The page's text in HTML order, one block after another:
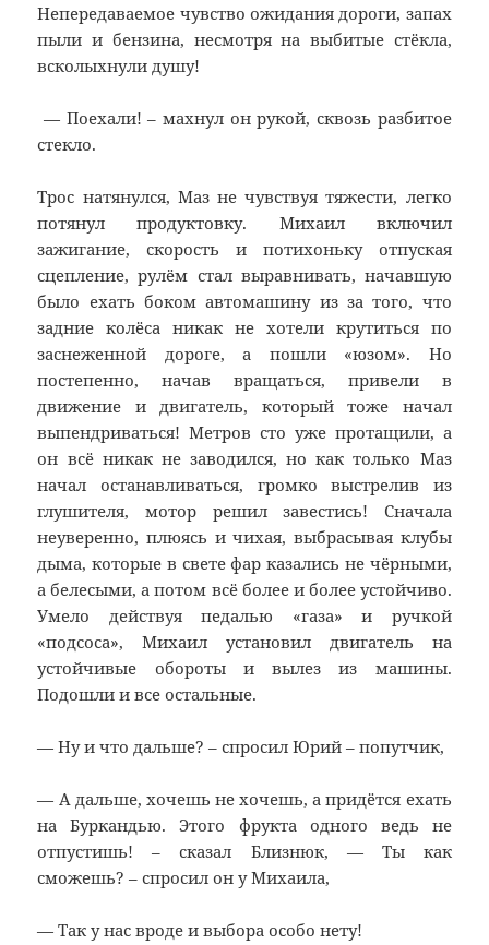
Непередаваемое чувство ожидания дороги, запах
пыли и бензина, несмотря на выбитые стёкла,
всколыхнули душу!
— Поехали! – махнул он рукой, сквозь разбитое
стекло.
Трос натянулся, Маз не чувствуя тяжести, легко
потянул продуктовку. Михаил включил
зажигание, скорость и потихоньку отпуская
сцепление, рулём стал выравнивать, начавшую
было ехать боком автомашину из за того, что
задние колёса никак не хотели крутиться по
заснеженной дороге, а пошли «юзом». Но
постепенно, начав вращаться, привели в
движение и двигатель, который тоже начал
выпендриваться! Метров сто уже протащили, а
он всё никак не заводился, но как только Маз
начал останавливаться, громко выстрелив из
глушителя, мотор решил завестись! Сначала
неуверенно, плюясь и чихая, выбрасывая клубы
дыма, которые в свете фар казались не чёрными,
а белесыми, а потом всё более и более устойчиво.
Умело действуя педалью «газа» и ручкой
«подсоса», Михаил установил двигатель на
устойчивые обороты и вылез из машины.
Подошли и все остальные.
— Ну и что дальше? – спросил Юрий – попутчик,
— А дальше, хочешь не хочешь, а придётся ехать
на Буркандью. Этого фрукта одного ведь не
отпустишь! – сказал Близнюк, — Ты как
сможешь? – спросил он у Михаила,
— Так у нас вроде и выбора особо нету!